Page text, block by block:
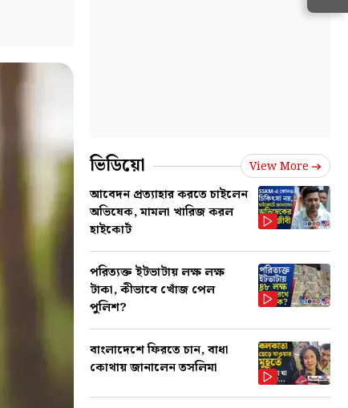
ভিডিয়ো View More
আবেদন প্রত্যাহার করতে চাইলেন
অভিষেক, মামলা খারিজ করল
হাইকোর্ট
পরিত্যক্ত ইটভাটায় লক্ষ লক্ষ
টাকা, কীভাবে খোঁজ পেল
পুলিশ?
বাংলাদেশে ফিরতে চান, বাধা
কোথায় জানালেন তসলিমা